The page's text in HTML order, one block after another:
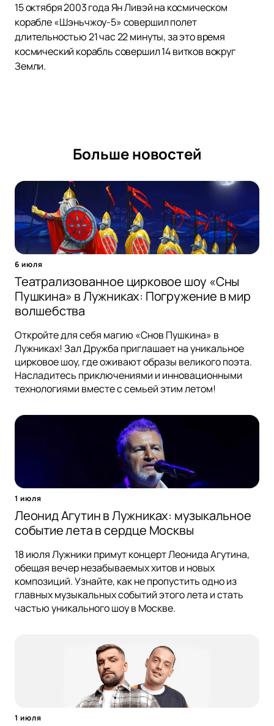
15 октября 2003 года Ян Ливэй на космическом
корабле «Шэньчжоу-5» совершил полет
длительностью 21 час 22 минуты, за это время
космический корабль совершил 14 витков вокруг
Земли.
Больше новостей
6 июля
Театрализованное цирковое шоу «Сны
Пушкина» в Лужниках: Погружение в мир
волшебства
Откройте для себя магию «Снов Пушкина» в
Лужниках! Зал Дружба приглашает на уникальное
цирковое шоу, где оживают образы великого поэта.
Насладитесь приключениями и инновационными
технологиями вместе с семьей этим летом!
1 июля
Леонид Агутин в Лужниках: музыкальное
событие лета в сердце Москвы
18 июля Лужники примут концерт Леонида Агутина,
обещая вечер незабываемых хитов и новых
композиций. Узнайте, как не пропустить одно из
главных музыкальных событий этого лета и стать
частью уникального шоу в Москве.
1 июля